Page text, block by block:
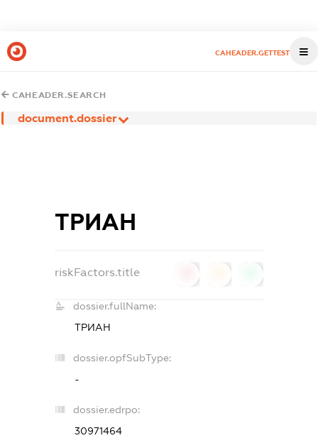
CAHEADER.GETTEST
CAHEADER.SEARCH
document.dossier
ТРИАН
riskFactors.title
dossier.fullName:
ТРИАН
dossier.opfSubType:
-
dossier.edrpo:
30971464